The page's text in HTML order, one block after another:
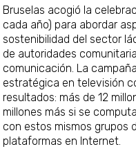
Bruselas acogió la
cada año) para abordar
sostenibilidad del sector
de autoridades
comunicación. La
estratégica en televisión
resultados: más de 12
millones más si se
con estos mismos grupos
plataformas en Internet.